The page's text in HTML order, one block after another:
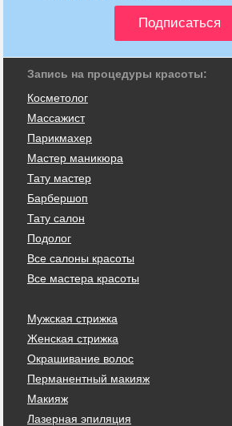
Запись на процедуры красоты:
Косметолог
Массажист
Парикмахер
Мастер маникюра
Тату мастер
Барбершоп
Тату салон
Подолог
Все салоны красоты
Все мастера красоты
Мужская стрижка
Женская стрижка
Окрашивание волос
Перманентный макияж
Макияж
Лазерная эпиляция